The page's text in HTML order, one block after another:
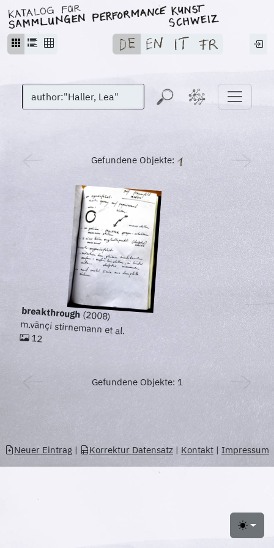
Toggle
Gefundene Objekte:
breakthrough(2008)
m.vänçi stirnemann et al.
12
Gefundene Objekte: 1
Neuer Eintrag | Korrektur Datensatz | Kontakt | Impressum